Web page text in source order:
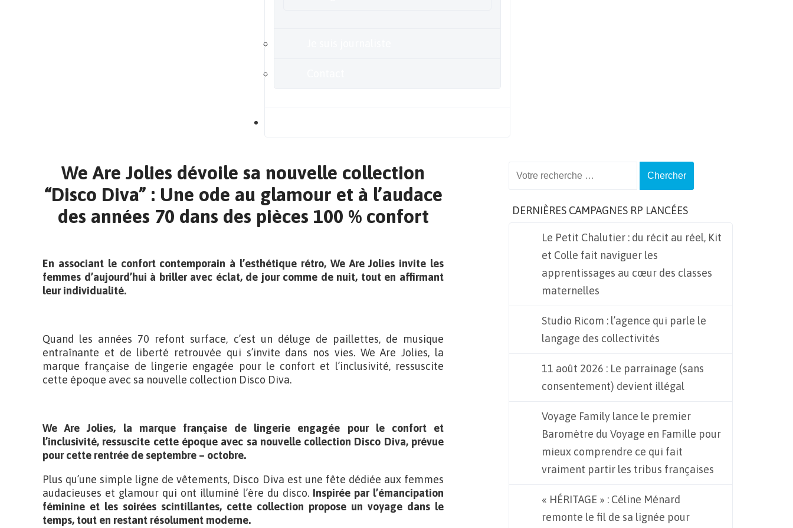
We Are Jolies dévoile sa nouvelle collection
“Disco Diva” : Une ode au glamour et à l’audace
des années 70 dans des pièces 100 % confort
En associant le confort contemporain à l’esthétique rétro, We Are Jolies invite les
femmes d’aujourd’hui à briller avec éclat, de jour comme de nuit, tout en affirmant
leur individualité.
Quand les années 70 refont surface, c’est un déluge de paillettes, de musique
entraînante et de liberté retrouvée qui s’invite dans nos vies. We Are Jolies, la
marque française de lingerie engagée pour le confort et l’inclusivité, ressuscite
cette époque avec sa nouvelle collection Disco Diva.
We Are Jolies, la marque française de lingerie engagée pour le confort et
l’inclusivité, ressuscite cette époque avec sa nouvelle collection Disco Diva, prévue
pour cette rentrée de septembre – octobre.
Plus qu’une simple ligne de vêtements, Disco Diva est une fête dédiée aux femmes
audacieuses et glamour qui ont illuminé l’ère du disco. Inspirée par l’émancipation
féminine et les soirées scintillantes, cette collection propose un voyage dans le
temps, tout en restant résolument moderne.
DERNIÈRES CAMPAGNES RP LANCÉES
Le Petit Chalutier : du récit au réel, Kit
et Colle fait naviguer les
apprentissages au cœur des classes
maternelles
Studio Ricom : l’agence qui parle le
langage des collectivités
11 août 2026 : Le parrainage (sans
consentement) devient illégal
Voyage Family lance le premier
Baromètre du Voyage en Famille pour
mieux comprendre ce qui fait
vraiment partir les tribus françaises
« HÉRITAGE » : Céline Ménard
remonte le fil de sa lignée pour